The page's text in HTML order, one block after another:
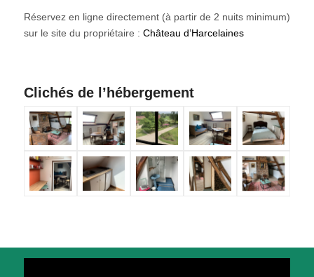
Réservez en ligne directement (à partir de 2 nuits minimum)
sur le site du propriétaire : Château d’Harcelaines
Clichés de l’hébergement